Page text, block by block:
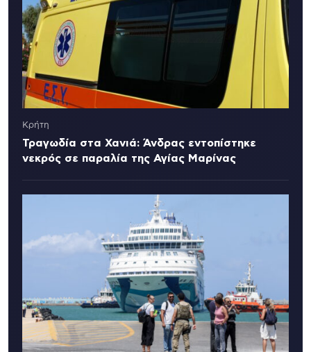
Κρήτη
Τραγωδία στα Χανιά: Άνδρας εντοπίστηκε
νεκρός σε παραλία της Αγίας Μαρίνας